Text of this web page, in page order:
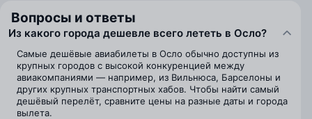
Вопросы и ответы
Из какого города дешевле всего лететь в Осло?
Самые дешёвые авиабилеты в Осло обычно доступны из
крупных городов с высокой конкуренцией между
авиакомпаниями — например, из Вильнюса, Барселоны и
других крупных транспортных хабов. Чтобы найти самый
дешёвый перелёт, сравните цены на разные даты и города
вылета.